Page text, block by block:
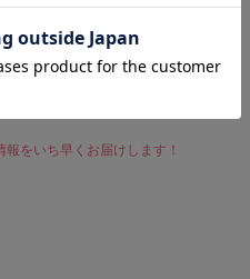
男性 無回答
をいち早くお届けします！